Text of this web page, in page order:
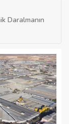
Daralmanın